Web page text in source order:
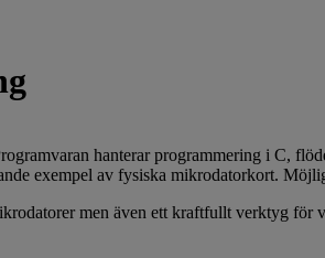
hanterar programmering i C,
exempel av fysiska mikrodatorkort.
men även ett kraftfullt verktyg för